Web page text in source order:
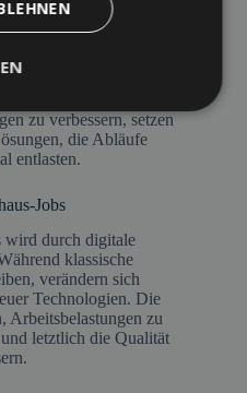
Umgang mit
ihre Arbeit als erfüllend,
der Patienten
zu verbessern, setzen
die Abläufe
entlasten.
Jobs
wird durch digitale
klassische
verändern sich
Technologien. Die
Arbeitsbelastungen zu
letztlich die Qualität